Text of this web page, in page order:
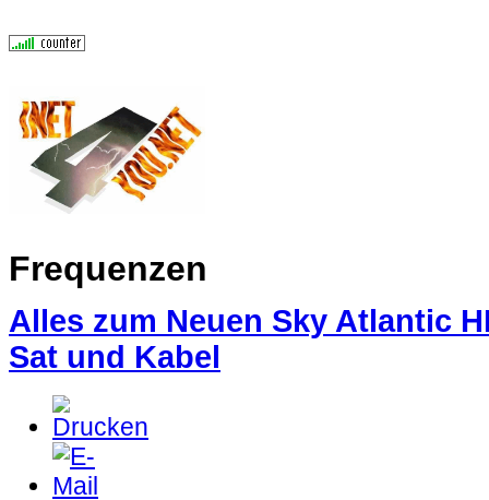
Frequenzen
Alles zum Neuen Sky Atlantic
Sat und Kabel